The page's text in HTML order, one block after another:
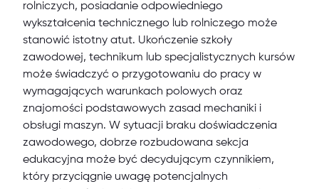
rolniczych, posiadanie odpowiedniego
wykształcenia technicznego lub rolniczego może
stanowić istotny atut. Ukończenie szkoły
zawodowej, technikum lub specjalistycznych kursów
może świadczyć o przygotowaniu do pracy w
wymagających warunkach polowych oraz
znajomości podstawowych zasad mechaniki i
obsługi maszyn. W sytuacji braku doświadczenia
zawodowego, dobrze rozbudowana sekcja
edukacyjna może być decydującym czynnikiem,
który przyciągnie uwagę potencjalnych